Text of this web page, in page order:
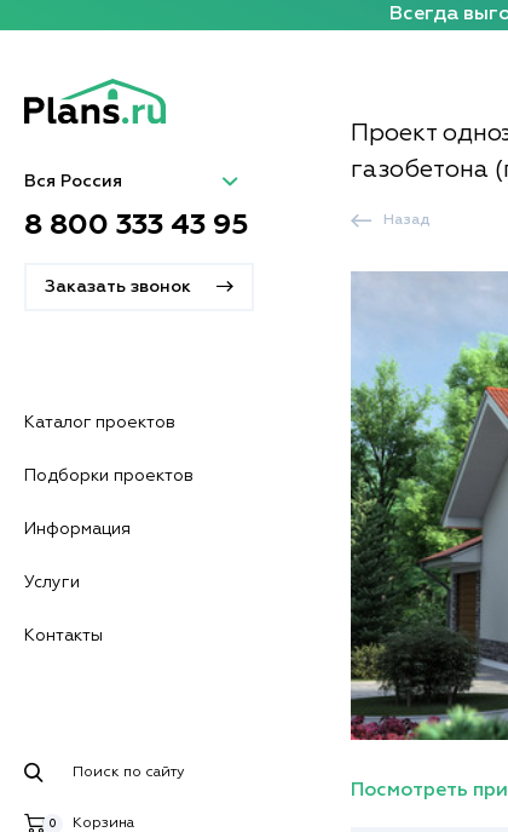
Всегда
Вся Россия
8 800 333 43 95
Заказать звонок
Каталог проектов
Подборки проектов
Информация
Услуги
Контакты
Поиск по сайту
Корзина
0
Проект
газобетона
Назад
Посмотреть